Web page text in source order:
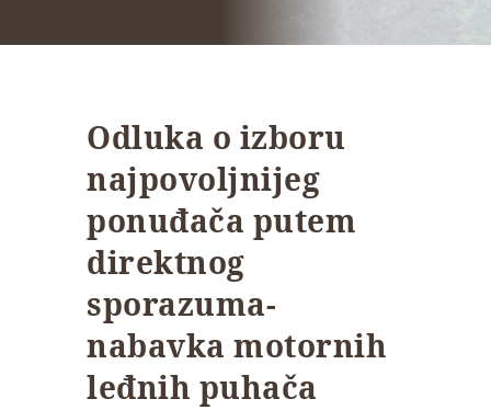
Odluka o izboru
najpovoljnijeg
ponuđača putem
direktnog
sporazuma-
nabavka motornih
leđnih puhača